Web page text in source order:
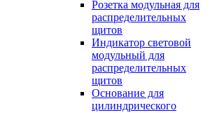
Розетка модульная для
распределительных
щитов
Индикатор световой
модульный для
распределительных
щитов
Основание для
цилиндрического